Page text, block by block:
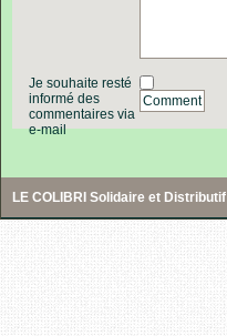
Je souhaite resté
informé des
commentaires via
e-mail
Comment
LE COLIBRI Solidaire et Distributif